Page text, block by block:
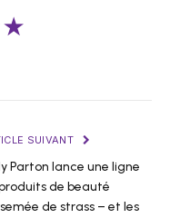
SUIVANT
Parton lance une ligne
de beauté
de strass – et les